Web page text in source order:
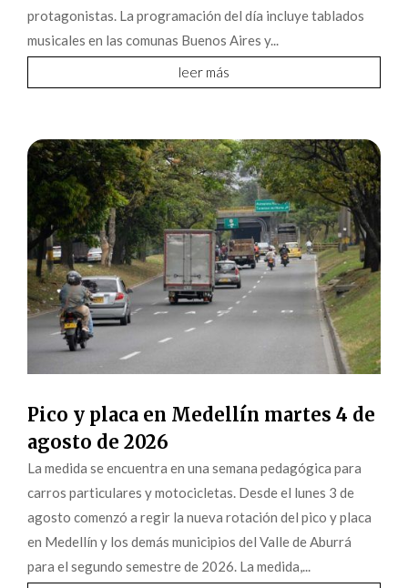
protagonistas. La programación del día incluye tablados
musicales en las comunas Buenos Aires y...
leer más
Pico y placa en Medellín martes 4 de
agosto de 2026
La medida se encuentra en una semana pedagógica para
carros particulares y motocicletas. Desde el lunes 3 de
agosto comenzó a regir la nueva rotación del pico y placa
en Medellín y los demás municipios del Valle de Aburrá
para el segundo semestre de 2026. La medida,...